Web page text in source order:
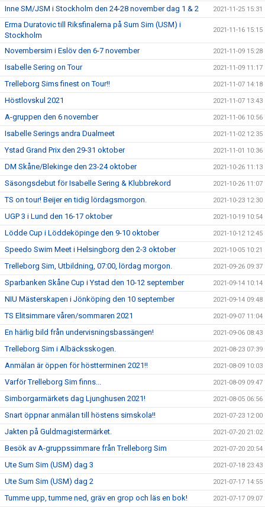
Inne SM/JSM i Stockholm den 24-28 november dag 1 & 2 2021-11-25 15:31
Erma Duratovic till Riksfinalerna på Sum Sim (USM) i
Stockholm
2021-11-16 15:15
Novembersim i Eslöv den 6-7 november 2021-11-09 15:28
Isabelle Sering on Tour 2021-11-09 11:17
Trelleborg Sims finest on Tour!! 2021-11-07 14:18
Höstlovskul 2021 2021-11-07 13:43
A-gruppen den 6 november 2021-11-06 10:56
Isabelle Serings andra Dualmeet 2021-11-02 12:35
Ystad Grand Prix den 29-31 oktober 2021-11-01 10:36
DM Skåne/Blekinge den 23-24 oktober 2021-10-26 11:13
Säsongsdebut för Isabelle Sering & Klubbrekord 2021-10-26 11:07
TS on tour! Beijer en tidig lördagsmorgon. 2021-10-23 12:30
UGP 3 i Lund den 16-17 oktober 2021-10-19 10:54
Lödde Cup i Löddeköpinge den 9-10 oktober 2021-10-12 12:45
Speedo Swim Meet i Helsingborg den 2-3 oktober 2021-10-05 10:21
Trelleborg Sim, Utbildning, 07:00, lördag morgon. 2021-09-26 09:37
Sparbanken Skåne Cup i Ystad den 10-12 september 2021-09-14 10:14
NIU Mästerskapen i Jönköping den 10 september 2021-09-14 09:48
TS Elitsimmare våren/sommaren 2021 2021-09-07 11:04
En härlig bild från undervisningsbassängen! 2021-09-06 08:43
Trelleborg Sim i Albäcksskogen. 2021-08-23 07:39
Anmälan är öppen för höstterminen 2021!! 2021-08-09 10:03
Varför Trelleborg Sim finns... 2021-08-09 09:47
Simborgarmärkets dag Ljunghusen 2021! 2021-08-05 06:56
Snart öppnar anmälan till höstens simskola!! 2021-07-23 12:00
Jakten på Guldmagistermärket. 2021-07-20 21:02
Besök av A-gruppssimmare från Trelleborg Sim 2021-07-20 20:54
Ute Sum Sim (USM) dag 3 2021-07-18 23:43
Ute Sum Sim (USM) dag 2 2021-07-17 14:55
Tumme upp, tumme ned, gräv en grop och läs en bok! 2021-07-17 09:07